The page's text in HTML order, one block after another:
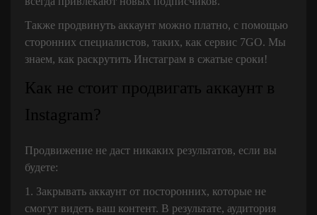
Также продвинуть аккаунт можно платно, с помощью
сторонних специалистов, таких, как сервис 7GO. Мы
знаем, как раскрутить Инстаграм в сжатые сроки!
Как не стоит продвигать аккаунт в
Instagram?
Продвижение не даст никаких результатов, если вы
будете:
1. Закрывать аккаунт от посторонних, которые не
смогут видеть ваш контент. В результате, аудитория